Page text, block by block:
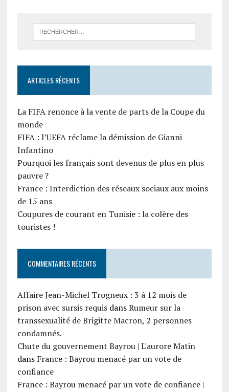
ARTICLES RÉCENTS
La FIFA renonce à la vente de parts de la Coupe du
monde
FIFA : l’UEFA réclame la démission de Gianni
Infantino
Pourquoi les français sont devenus de plus en plus
pauvre ?
France : Interdiction des réseaux sociaux aux moins
de 15 ans
Coupures de courant en Tunisie : la colère des
touristes !
COMMENTAIRES RÉCENTS
Affaire Jean-Michel Trogneux : 3 à 12 mois de
prison avec sursis requisdansRumeur sur la
transsexualité de Brigitte Macron, 2 personnes
condamnés.
Chute du gouvernement Bayrou | L'aurore Matin
dans France : Bayrou menacé par un vote de
confiance
France : Bayrou menacé par un vote de confiance |